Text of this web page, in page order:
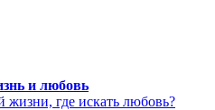
и любовь
жизни, где искать любовь?